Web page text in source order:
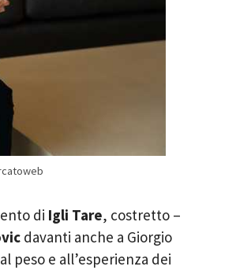
di Igli Tare, costretto –
davanti anche a Giorgio
peso e all’esperienza dei